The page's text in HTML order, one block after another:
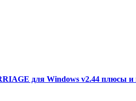
для Windows v2.44 плюсы и